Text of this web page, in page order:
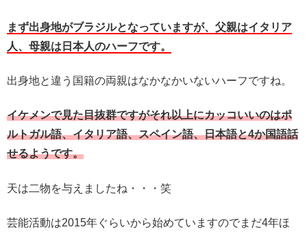
まず出身地がブラジルとなっていますが、父親はイタリア
人、母親は日本人のハーフです。
出身地と違う国籍の両親はなかなかいないハーフですね。
イケメンで見た目抜群ですがそれ以上にカッコいいのはポ
ルトガル語、イタリア語、スペイン語、日本語と4か国語話
せるようです。
天は二物を与えましたね・・・笑
芸能活動は2015年ぐらいから始めていますのでまだ4年ほ